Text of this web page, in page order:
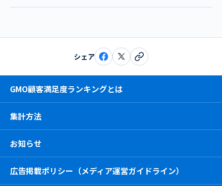
シェア
GMO顧客満足度ランキングとは
集計方法
お知らせ
広告掲載ポリシー（メディア運営ガイドライン）